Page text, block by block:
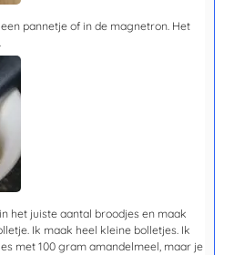
pannetje of in de magnetron. Het
het juiste aantal broodjes en maak
Ik maak heel kleine bolletjes. Ik
met 100 gram amandelmeel, maar je